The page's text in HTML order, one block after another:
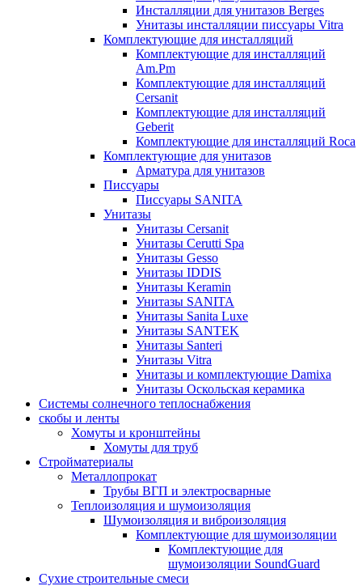
Инсталляции для унитазов Berges
Унитазы инсталляции писсуары Vitra
Комплектующие для инсталляций
Комплектующие для инсталляций
Am.Pm
Комплектующие для инсталляций
Cersanit
Комплектующие для инсталляций
Geberit
Комплектующие для инсталляций Roca
Комплектующие для унитазов
Арматура для унитазов
Писсуары
Писсуары SANITA
Унитазы
Унитазы Cersanit
Унитазы Cerutti Spa
Унитазы Gesso
Унитазы IDDIS
Унитазы Keramin
Унитазы SANITA
Унитазы Sanita Luxe
Унитазы SANTEK
Унитазы Santeri
Унитазы Vitra
Унитазы и комплектующие Damixa
Унитазы Оскольская керамика
Системы солнечного теплоснабжения
скобы и ленты
Хомуты и кронштейны
Хомуты для труб
Стройматериалы
Металлопрокат
Трубы ВГП и электросварные
Теплоизоляция и шумоизоляция
Шумоизоляция и виброизоляция
Комплектующие для шумоизоляции
Комплектующие для
шумоизоляции SoundGuard
Сухие строительные смеси